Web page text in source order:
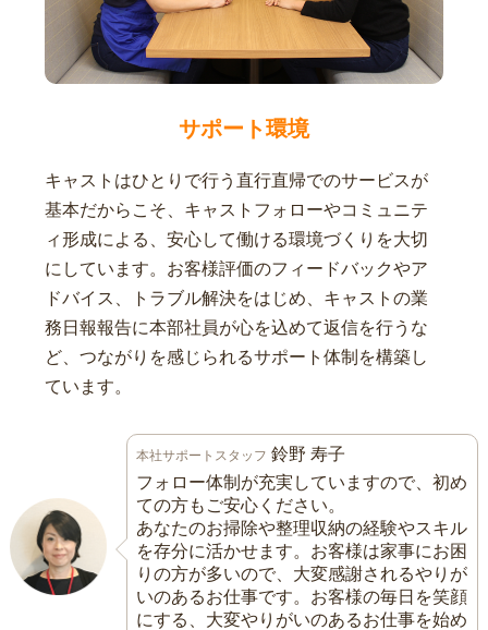
サポート環境
キャストはひとりで行う直行直帰でのサービスが
基本だからこそ、キャストフォローやコミュニテ
ィ形成による、安心して働ける環境づくりを大切
にしています。お客様評価のフィードバックやア
ドバイス、トラブル解決をはじめ、キャストの業
務日報報告に本部社員が心を込めて返信を行うな
ど、つながりを感じられるサポート体制を構築し
ています。
本社サポートスタッフ 鈴野 寿子
フォロー体制が充実していますので、初め
ての方もご安心ください。
あなたのお掃除や整理収納の経験やスキル
を存分に活かせます。お客様は家事にお困
りの方が多いので、大変感謝されるやりが
いのあるお仕事です。お客様の毎日を笑顔
にする、大変やりがいのあるお仕事を始め